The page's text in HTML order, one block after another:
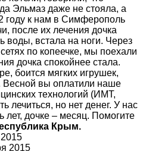
Эльмаз даже не стояла, а
году к нам в Симферополь
после их лечения дочка
воды, встала на ноги. Через
по копеечке, мы поехали
дочка спокойнее стала.
боится мягких игрушек,
Весной вы оплатили наше
технологий (ИМТ,
лечиться, но нет денег. У нас
дочке – месяц. Помогите
Крым.
2015